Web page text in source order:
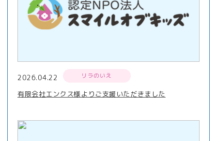
2026.04.22 リラのいえ
有限会社エンクス様よりご支援いただきました